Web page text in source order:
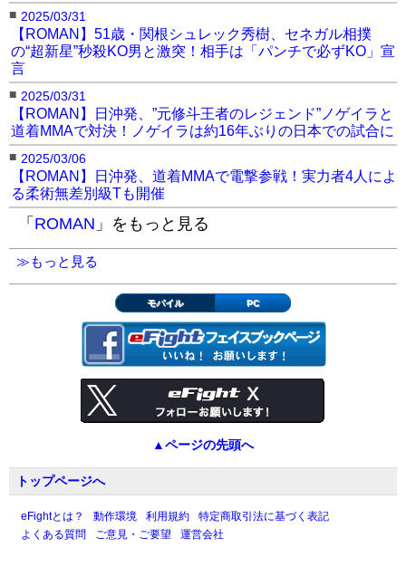
■ 2025/03/31
【ROMAN】51歳・関根シュレック秀樹、セネガル相撲
の“超新星”秒殺KO男と激突！相手は「パンチで必ずKO」宣
言
■ 2025/03/31
【ROMAN】日沖発、”元修斗王者のレジェンド”ノゲイラと
道着MMAで対決！ノゲイラは約16年ぶりの日本での試合に
■ 2025/03/06
【ROMAN】日沖発、道着MMAで電撃参戦！実力者4人によ
る柔術無差別級Tも開催
「 ROMAN 」をもっと見る
≫もっと見る
モバイル PC
▲ページの先頭へ
トップページへ
eFightとは？ 動作環境 利用規約
特定商取引法に基づく表記
よくある質問
ご意見・ご要望 運営会社